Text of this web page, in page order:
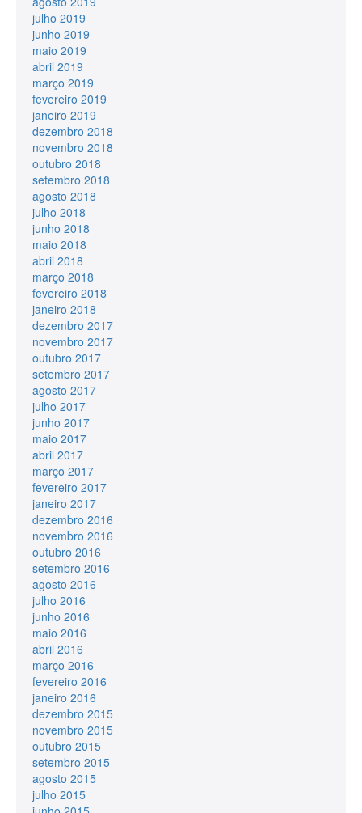
julho 2019
junho 2019
maio 2019
abril 2019
março 2019
fevereiro 2019
janeiro 2019
dezembro 2018
novembro 2018
outubro 2018
setembro 2018
agosto 2018
julho 2018
junho 2018
maio 2018
abril 2018
março 2018
fevereiro 2018
janeiro 2018
dezembro 2017
novembro 2017
outubro 2017
setembro 2017
agosto 2017
julho 2017
junho 2017
maio 2017
abril 2017
março 2017
fevereiro 2017
janeiro 2017
dezembro 2016
novembro 2016
outubro 2016
setembro 2016
agosto 2016
julho 2016
junho 2016
maio 2016
abril 2016
março 2016
fevereiro 2016
janeiro 2016
dezembro 2015
novembro 2015
outubro 2015
setembro 2015
agosto 2015
julho 2015